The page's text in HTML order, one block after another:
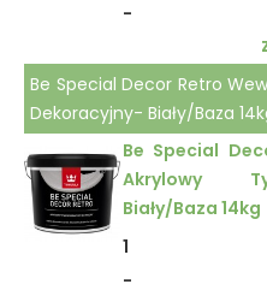
-
Be Special Decor Retro
Dekoracyjny- Biały/Baza
Be Special
Akrylowy
Biały/Baza 14kg
1
-